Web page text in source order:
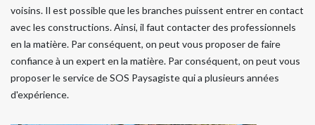
voisins. Il est possible que les branches puissent entrer en contact
avec les constructions. Ainsi, il faut contacter des professionnels
en la matière. Par conséquent, on peut vous proposer de faire
confiance à un expert en la matière. Par conséquent, on peut vous
proposer le service de SOS Paysagiste qui a plusieurs années
d'expérience.